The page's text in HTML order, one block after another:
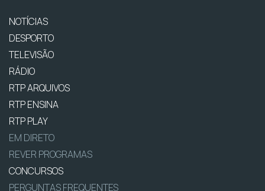
NOTÍCIAS
DESPORTO
TELEVISÃO
RÁDIO
RTP ARQUIVOS
RTP ENSINA
RTP PLAY
EM DIRETO
REVER PROGRAMAS
CONCURSOS
PERGUNTAS FREQUENTES